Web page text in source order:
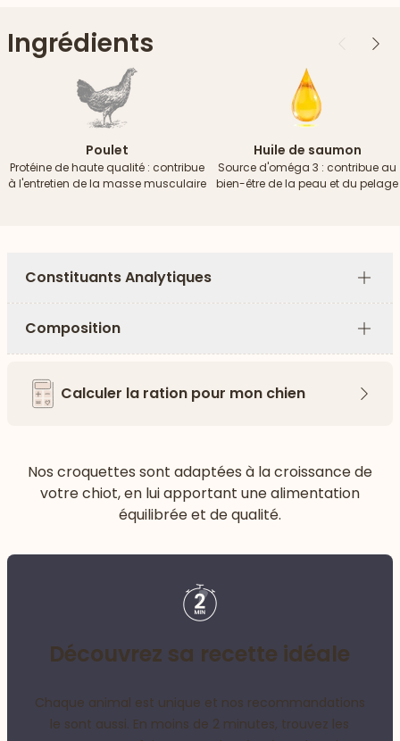
Ingrédients Précédent
Poulet
Protéine de haute qualité : contribue
à l'entretien de la masse musculaire
Huile de saumon
Source d'oméga 3 : contribue au
bien-être de la peau et du pelage
Constituants Analytiques
Plus
Composition
Plus
Calculer la ration pour mon chien
Nos croquettes sont adaptées à la croissance de
votre chiot, en lui apportant une alimentation
équilibrée et de qualité.
Découvrez sa recette idéale
Chaque animal est unique et nos recommandations
le sont aussi. En moins de 2 minutes, trouvez les